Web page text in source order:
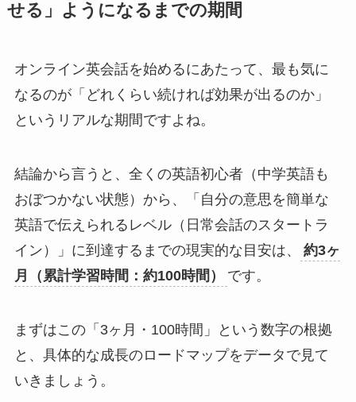
せる」ようになるまでの期間
オンライン英会話を始めるにあたって、最も気に
なるのが「どれくらい続ければ効果が出るのか」
というリアルな期間ですよね。
結論から言うと、全くの英語初心者（中学英語も
おぼつかない状態）から、「自分の意思を簡単な
英語で伝えられるレベル（日常会話のスタートラ
イン）」に到達するまでの現実的な目安は、
約3ヶ
月（累計学習時間：約100時間）
です。
まずはこの「3ヶ月・100時間」という数字の根拠
と、具体的な成長のロードマップをデータで見て
いきましょう。